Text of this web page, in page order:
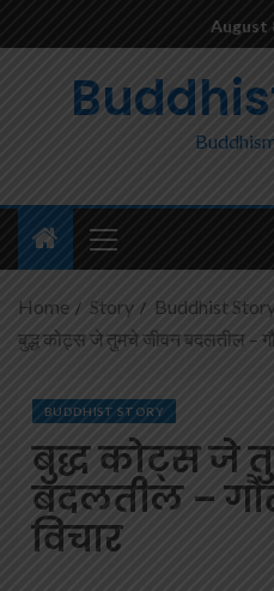
August
Home Story
Buddhist
बुद्ध कोट्स जे तुमचे जीवन बदलतील –
BUDDHIST STORY
बुद्ध कोट्स जे
बदलतील –
विचार